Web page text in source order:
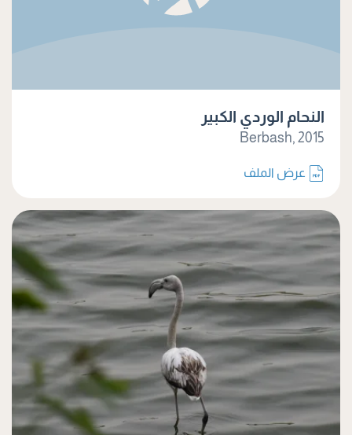
النحام الوردي الكبير
Berbash, 2015
عرض الملف